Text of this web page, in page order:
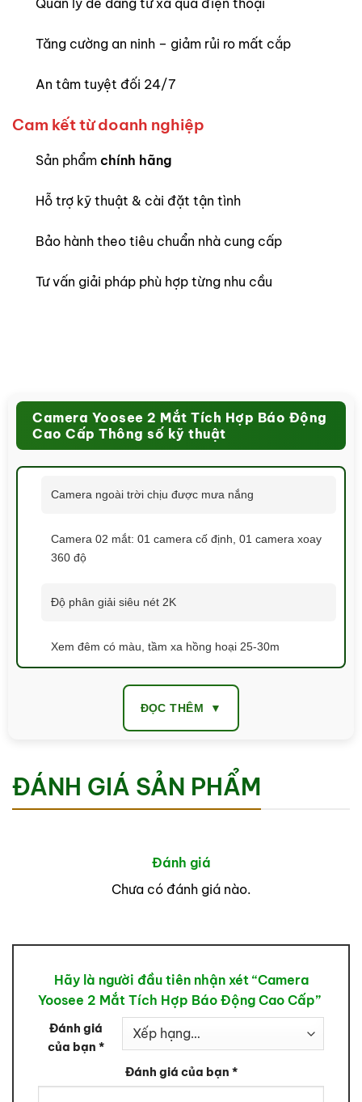
Quản lý dễ dàng từ xa qua điện thoại
Tăng cường an ninh – giảm rủi ro mất cắp
An tâm tuyệt đối 24/7
Cam kết từ doanh nghiệp
Sản phẩm chính hãng
Hỗ trợ kỹ thuật & cài đặt tận tình
Bảo hành theo tiêu chuẩn nhà cung cấp
Tư vấn giải pháp phù hợp từng nhu cầu
Camera Yoosee 2 Mắt Tích Hợp Báo Động
Cao Cấp Thông số kỹ thuật
Camera ngoài trời chịu được mưa nắng
Camera 02 mắt: 01 camera cố định, 01 camera xoay
360 độ
Độ phân giải siêu nét 2K
Xem đêm có màu, tầm xa hồng hoại 25-30m
Tính năng AI bám chuyển động theo khuôn mặt
Đàm thoại 2 chiều
Phát hiện cảnh báo chống trộm bằng còi hú
ĐỌC THÊM
ĐÁNH GIÁ SẢN PHẨM
Đánh giá
Chưa có đánh giá nào.
Hãy là người đầu tiên nhận xét “Camera
Yoosee 2 Mắt Tích Hợp Báo Động Cao Cấp”
Đánh giá
của bạn *
Đánh giá của bạn *